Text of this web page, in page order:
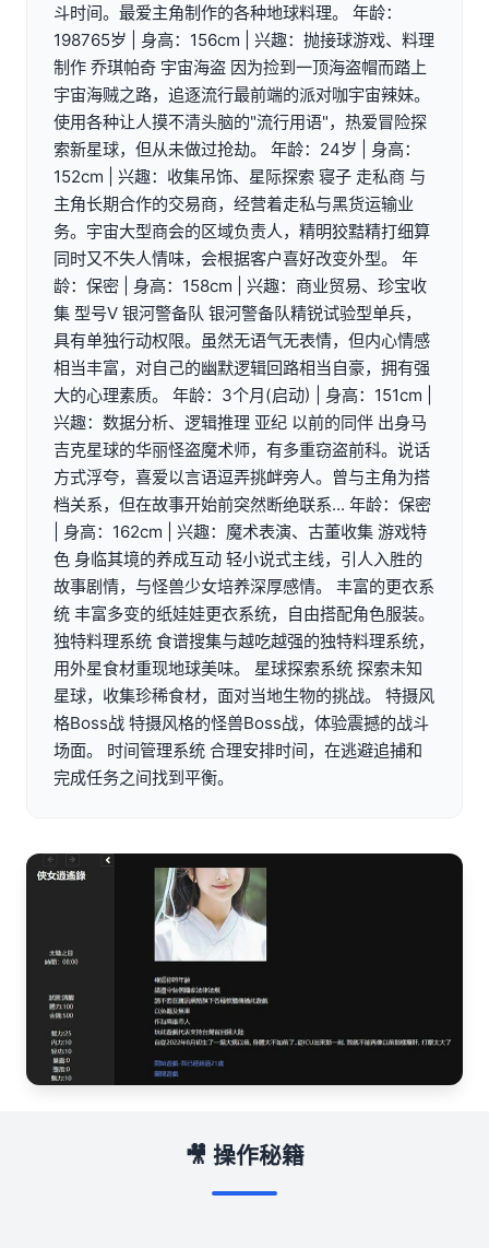
斗时间。最爱主角制作的各种地球料理。 年龄：
198765岁 | 身高：156cm | 兴趣：抛接球游戏、料理
制作 乔琪帕奇 宇宙海盗 因为捡到一顶海盗帽而踏上
宇宙海贼之路，追逐流行最前端的派对咖宇宙辣妹。
使用各种让人摸不清头脑的"流行用语"，热爱冒险探
索新星球，但从未做过抢劫。 年龄：24岁 | 身高：
152cm | 兴趣：收集吊饰、星际探索 寝子 走私商 与
主角长期合作的交易商，经营着走私与黑货运输业
务。宇宙大型商会的区域负责人，精明狡黠精打细算
同时又不失人情味，会根据客户喜好改变外型。 年
龄：保密 | 身高：158cm | 兴趣：商业贸易、珍宝收
集 型号V 银河警备队 银河警备队精锐试验型单兵，
具有单独行动权限。虽然无语气无表情，但内心情感
相当丰富，对自己的幽默逻辑回路相当自豪，拥有强
大的心理素质。 年龄：3个月(启动) | 身高：151cm |
兴趣：数据分析、逻辑推理 亚纪 以前的同伴 出身马
吉克星球的华丽怪盗魔术师，有多重窃盗前科。说话
方式浮夸，喜爱以言语逗弄挑衅旁人。曾与主角为搭
档关系，但在故事开始前突然断绝联系... 年龄：保密
| 身高：162cm | 兴趣：魔术表演、古董收集 游戏特
色 身临其境的养成互动 轻小说式主线，引人入胜的
故事剧情，与怪兽少女培养深厚感情。 丰富的更衣系
统 丰富多变的纸娃娃更衣系统，自由搭配角色服装。
独特料理系统 食谱搜集与越吃越强的独特料理系统，
用外星食材重现地球美味。 星球探索系统 探索未知
星球，收集珍稀食材，面对当地生物的挑战。 特摄风
格Boss战 特摄风格的怪兽Boss战，体验震撼的战斗
场面。 时间管理系统 合理安排时间，在逃避追捕和
完成任务之间找到平衡。
🎥 操作秘籍